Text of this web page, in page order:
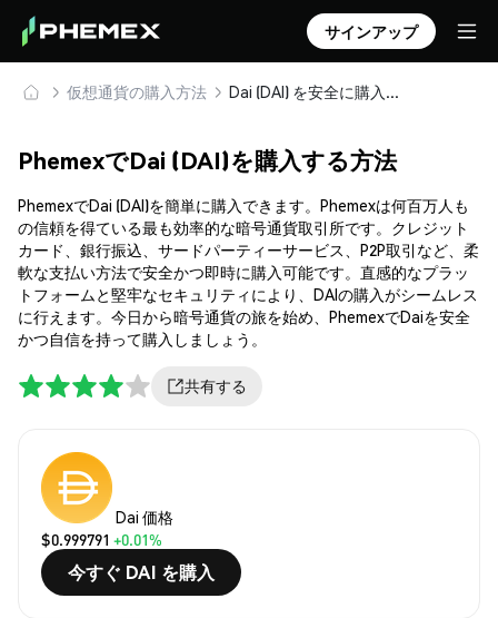
サインアップ
仮想通貨の購入方法 Dai (DAI) を安全に購入・保管
PhemexでDai (DAI)を購入する方法
PhemexでDai (DAI)を簡単に購入できます。Phemexは何百万人も
の信頼を得ている最も効率的な暗号通貨取引所です。クレジット
カード、銀行振込、サードパーティーサービス、P2P取引など、柔
軟な支払い方法で安全かつ即時に購入可能です。直感的なプラッ
トフォームと堅牢なセキュリティにより、DAIの購入がシームレス
に行えます。今日から暗号通貨の旅を始め、PhemexでDaiを安全
かつ自信を持って購入しましょう。
共有する
Dai 価格
$0.999791 +0.01%
今すぐ DAI を購入